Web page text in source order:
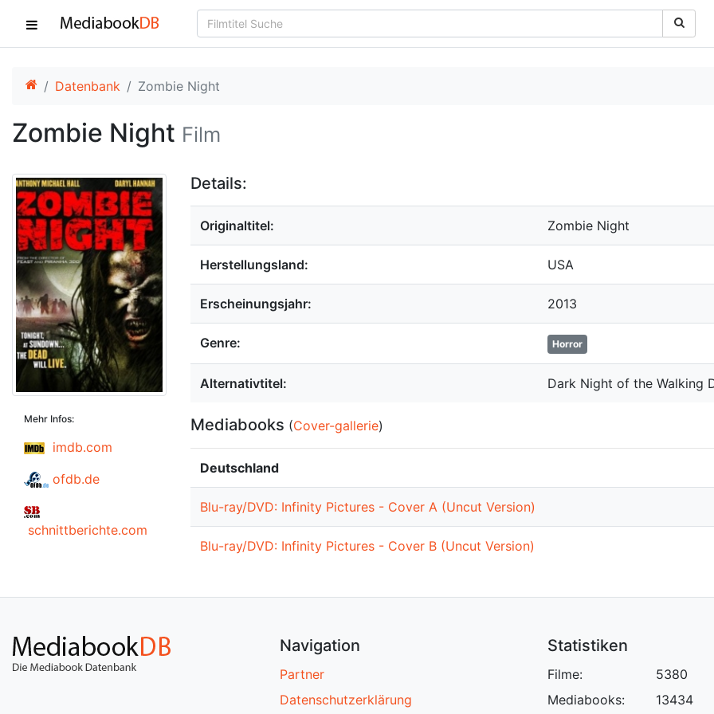
Datenbank Zombie Night
Zombie Night Film
Mehr Infos:
imdb.com
ofdb.de
schnittberichte.com
Details:
Originaltitel: Zombie Night
Herstellungsland: USA
Erscheinungsjahr: 2013
Genre: Horror
Alternativtitel: Dark Night of the Walking
Mediabooks (Cover-gallerie)
Deutschland
Blu-ray/DVD: Infinity Pictures - Cover A (Uncut Version)
Blu-ray/DVD: Infinity Pictures - Cover B (Uncut Version)
Navigation
Partner
Datenschutzerklärung
Statistiken
Filme:
Mediabooks:
5380
13434